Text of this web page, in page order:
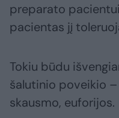
preparato
pacientas jį
Tokiu būdu
šalutinio poveikio
skausmo, euforijos.